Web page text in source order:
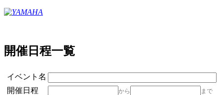
開催日程一覧
イベント名
開催日程
から まで